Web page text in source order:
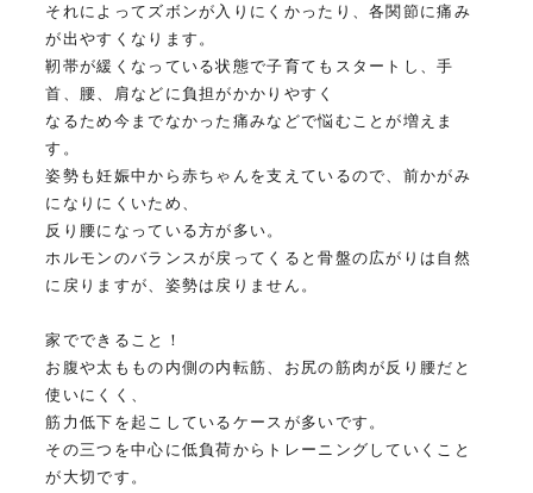
それによってズボンが入りにくかったり、各関節に痛み
が出やすくなります。
靭帯が緩くなっている状態で子育てもスタートし、手
首、腰、肩などに負担がかかりやすく
なるため今までなかった痛みなどで悩むことが増えま
す。
姿勢も妊娠中から赤ちゃんを支えているので、前かがみ
になりにくいため、
反り腰になっている方が多い。
ホルモンのバランスが戻ってくると骨盤の広がりは自然
に戻りますが、姿勢は戻りません。
家でできること！
お腹や太ももの内側の内転筋、お尻の筋肉が反り腰だと
使いにくく、
筋力低下を起こしているケースが多いです。
その三つを中心に低負荷からトレーニングしていくこと
が大切です。